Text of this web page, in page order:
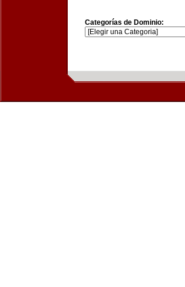
Categorías de Dominio: